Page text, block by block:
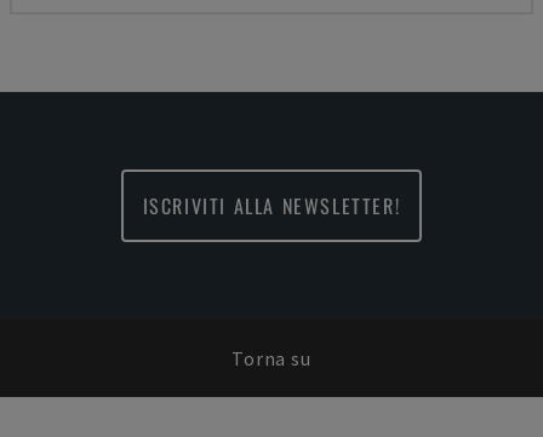
ISCRIVITI ALLA NEWSLETTER!
Torna su